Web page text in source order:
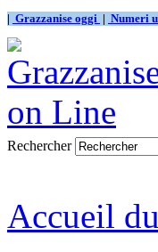
| Grazzanise oggi | Numeri
Rechercher
Accueil